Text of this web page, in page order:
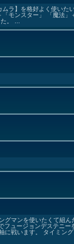
ラ】を格好よく使いた
モンスター」 「魔法」
。 ...
グマンを使いたくて組ん
フュージョンデステニー
に戦います。 タイミン